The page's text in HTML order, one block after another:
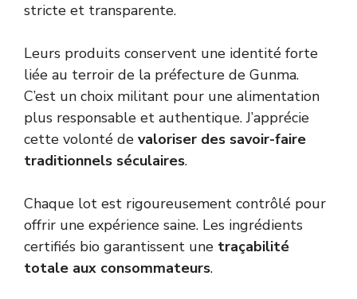
stricte et transparente.
Leurs produits conservent une identité forte
liée au terroir de la préfecture de Gunma.
C’est un choix militant pour une alimentation
plus responsable et authentique. J’apprécie
cette volonté de valoriser des savoir-faire
traditionnels séculaires.
Chaque lot est rigoureusement contrôlé pour
offrir une expérience saine. Les ingrédients
certifiés bio garantissent une traçabilité
totale aux consommateurs.